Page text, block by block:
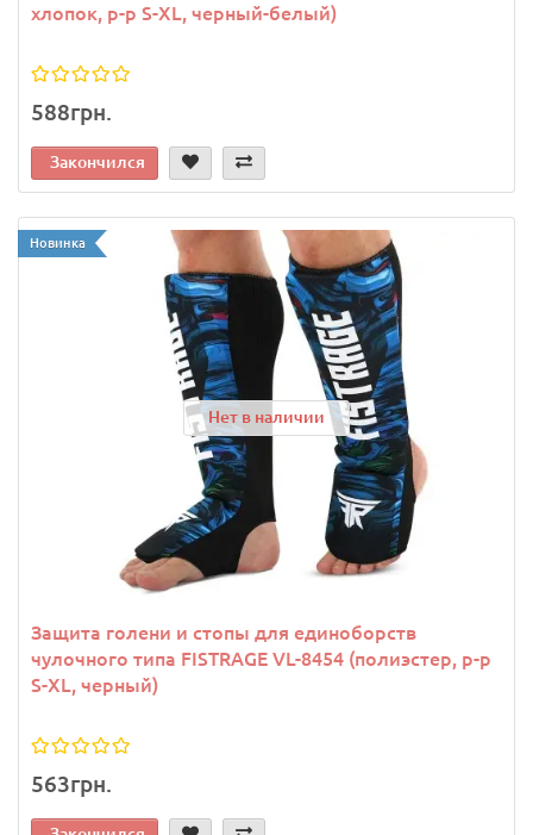
хлопок, р-р S-XL, черный-белый)
588грн.
Закончился
Новинка
Нет в наличии
Защита голени и стопы для единоборств
чулочного типа FISTRAGE VL-8454 (полиэстер, р-р
S-XL, черный)
563грн.